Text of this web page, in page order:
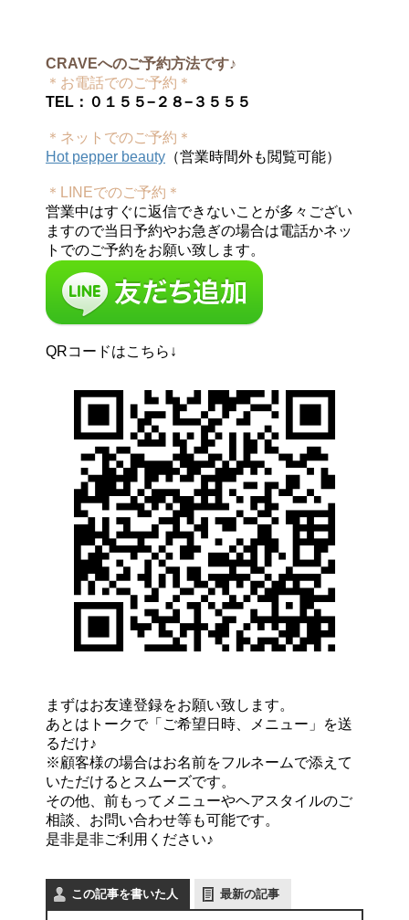
CRAVEへのご予約方法です♪
＊お電話でのご予約＊
TEL：０１５５−２８−３５５５
＊ネットでのご予約＊
Hot pepper beauty （営業時間外も閲覧可能）
＊LINEでのご予約＊
営業中はすぐに返信できないことが多々ござい
ますので当日予約やお急ぎの場合は電話かネッ
トでのご予約をお願い致します。
QRコードはこちら↓
まずはお友達登録をお願い致します。
あとはトークで「ご希望日時、メニュー」を送
るだけ♪
※顧客様の場合はお名前をフルネームで添えて
いただけるとスムーズです。
その他、前もってメニューやヘアスタイルのご
相談、お問い合わせ等も可能です。
是非是非ご利用ください♪
この記事を書いた人 最新の記事